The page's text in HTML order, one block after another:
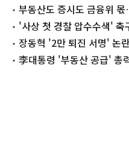
로 속 비어가"
부동산도 증시도 금융위
당국'사상 첫 경찰 압수수색'
장동혁 '2만 퇴진 서명'
선동과 달라"
李대통령 '부동산 공급' 총